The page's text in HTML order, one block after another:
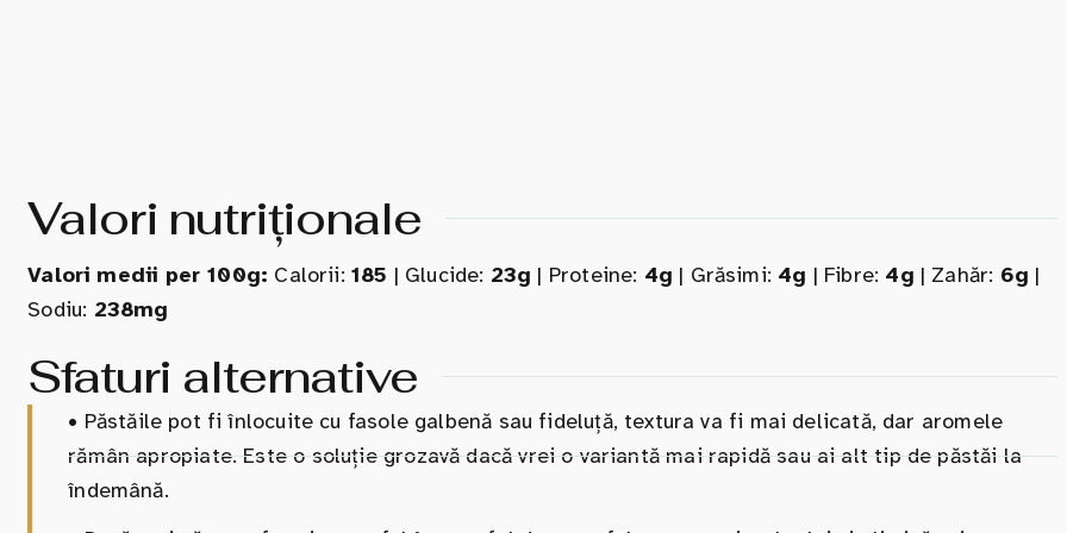
Valori nutriționale
Valori medii per 100g: Calorii:185 | Glucide: 23g | Proteine: 4g | Grăsimi: 4g | Fibre: 4g | Zahăr: 6g |
Sodiu: 238mg
Sfaturi alternative
• Păstăile pot fi înlocuite cu fasole galbenă sau fideluță, textura va fi mai delicată, dar aromele
rămân apropiate. Este o soluție grozavă dacă vrei o variantă mai rapidă sau ai alt tip de păstăi la
îndemână.